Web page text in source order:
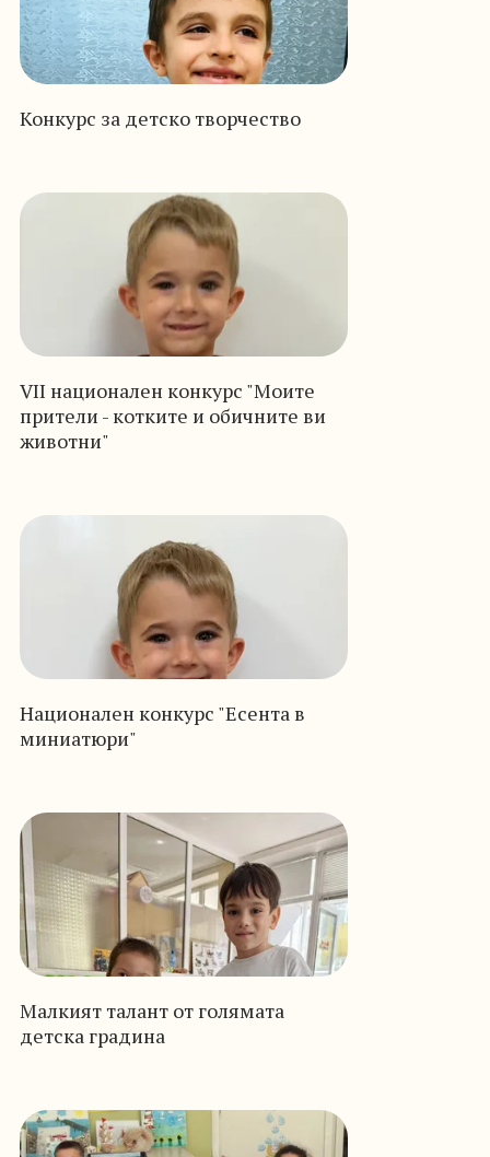
Конкурс за детско творчество
VII национален конкурс "Моите
прители - котките и обичните ви
животни"
Национален конкурс "Есента в
миниатюри"
Малкият талант от голямата
детска градина